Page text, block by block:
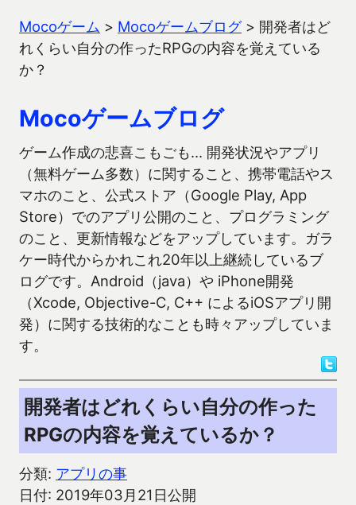
Mocoゲーム > Mocoゲームブログ> 開発者はど
れくらい自分の作ったRPGの内容を覚えている
か？
Mocoゲームブログ
ゲーム作成の悲喜こもごも… 開発状況やアプリ
（無料ゲーム多数）に関すること、携帯電話やス
マホのこと、公式ストア（Google Play, App
Store）でのアプリ公開のこと、プログラミング
のこと、更新情報などをアップしています。ガラ
ケー時代からかれこれ20年以上継続しているブ
ログです。Android（java）や iPhone開発
（Xcode, Objective-C, C++ によるiOSアプリ開
発）に関する技術的なことも時々アップしていま
す。
開発者はどれくらい自分の作った
RPGの内容を覚えているか？
分類: アプリの事
日付: 2019年03月21日公開